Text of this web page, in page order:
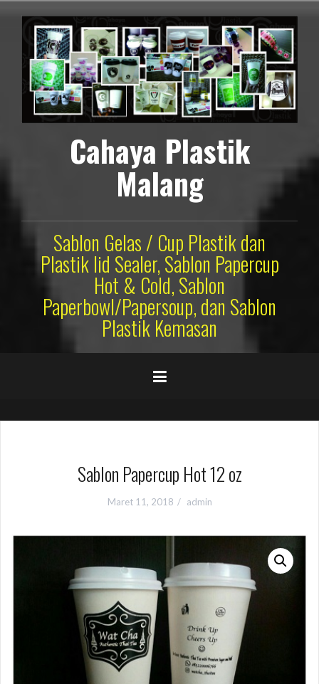
konten
Cahaya Plastik
Malang
Sablon Gelas / Cup Plastik dan
Plastik lid Sealer, Sablon Papercup
Hot & Cold, Sablon
Paperbowl/Papersoup, dan Sablon
Plastik Kemasan
Sablon Papercup Hot 12 oz
Maret 11, 2018 admin